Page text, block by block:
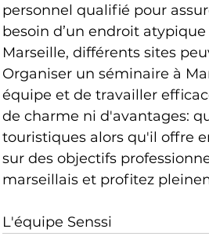
personnel qualifié pour
besoin d’un endroit
Marseille, différents sites
Organiser un séminaire à
équipe et de travailler
de charme ni d'avantages:
touristiques alors qu'il offre
sur des objectifs
marseillais et profitez
L'équipe Senssi